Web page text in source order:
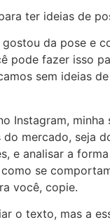
ter ideias de
da pose e
pode fazer isso
sem ideias
Instagram, minha
do mercado, seja
e analisar a
se
você, copie.
o texto, mas a